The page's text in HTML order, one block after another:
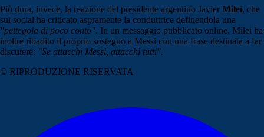
Più dura, invece, la reazione del presidente argentino Javier Milei, che
sui social ha criticato aspramente la conduttrice definendola una
"pettegola di poco conto". In un messaggio pubblicato online, Milei ha
inoltre ribadito il proprio sostegno a Messi con una frase destinata a far
discutere: "Se attacchi Messi, attacchi tutti".
© RIPRODUZIONE RISERVATA